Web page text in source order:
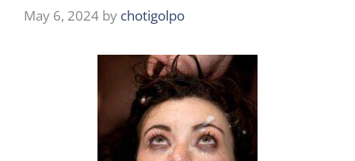
May 6, 2024 by chotigolpo